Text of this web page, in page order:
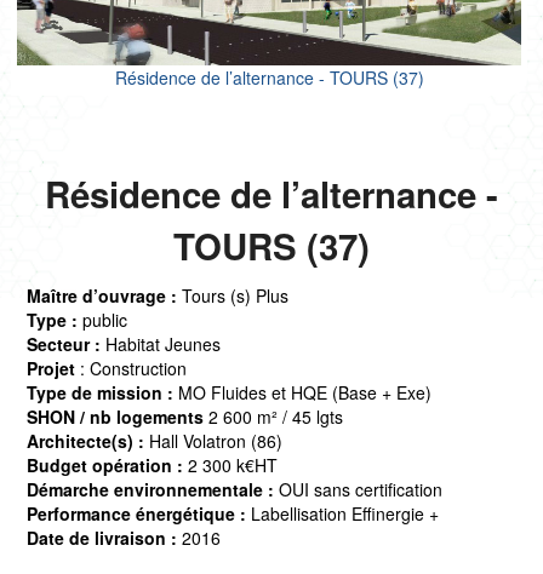
TERTIAIRE
Résidence de l’alternance - TOURS (37)
Résidence de l’alternance -
TOURS (37)
Maître d’ouvrage : Tours (s) Plus
Type : public
Secteur : Habitat Jeunes
Projet : Construction
Type de mission : MO Fluides et HQE (Base + Exe)
SHON / nb logements 2 600 m² / 45 lgts
Architecte(s) : Hall Volatron (86)
Budget opération : 2 300 k€HT
Démarche environnementale : OUI sans certification
Performance énergétique : Labellisation Effinergie +
Date de livraison : 2016